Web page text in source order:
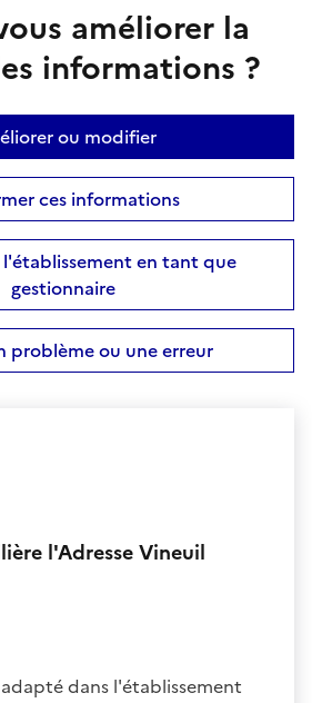
améliorer la
informations ?
ou modifier
ces informations
en tant que
gestionnaire
problème ou une erreur
l'Adresse Vineuil
dans l'établissement